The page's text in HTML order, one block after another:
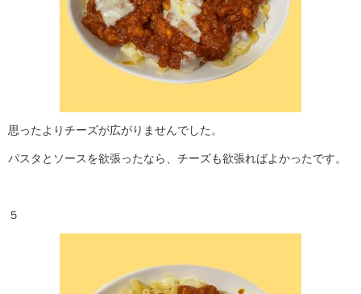
思ったよりチーズが広がりませんでした。
パスタとソースを欲張ったなら、チーズも欲張ればよかったです。
５